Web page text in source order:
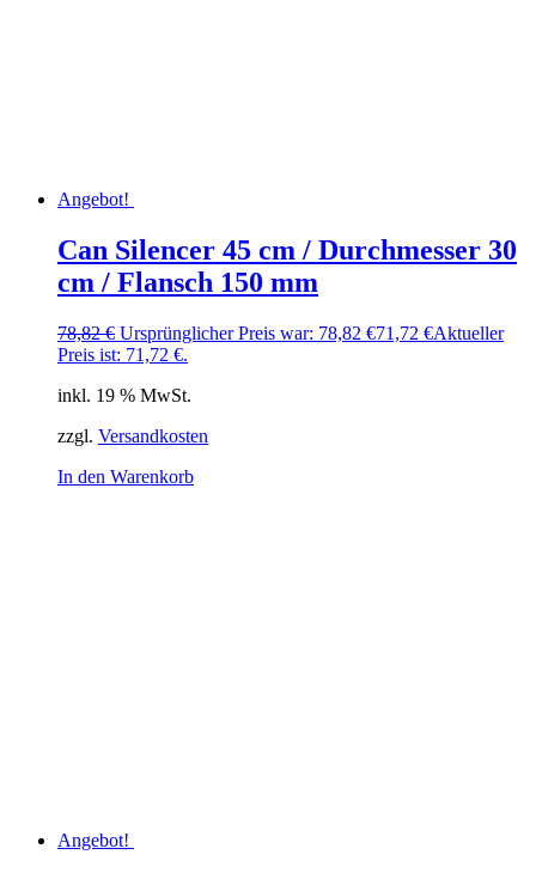
Angebot!
Can Silencer 45 cm / Durchmesser 30
cm / Flansch 150 mm
78,82€ Ursprünglicher Preis war: 78,82 €71,72 €Aktueller
Preis ist: 71,72 €.
inkl. 19 % MwSt.
zzgl. Versandkosten
In den Warenkorb
Angebot!